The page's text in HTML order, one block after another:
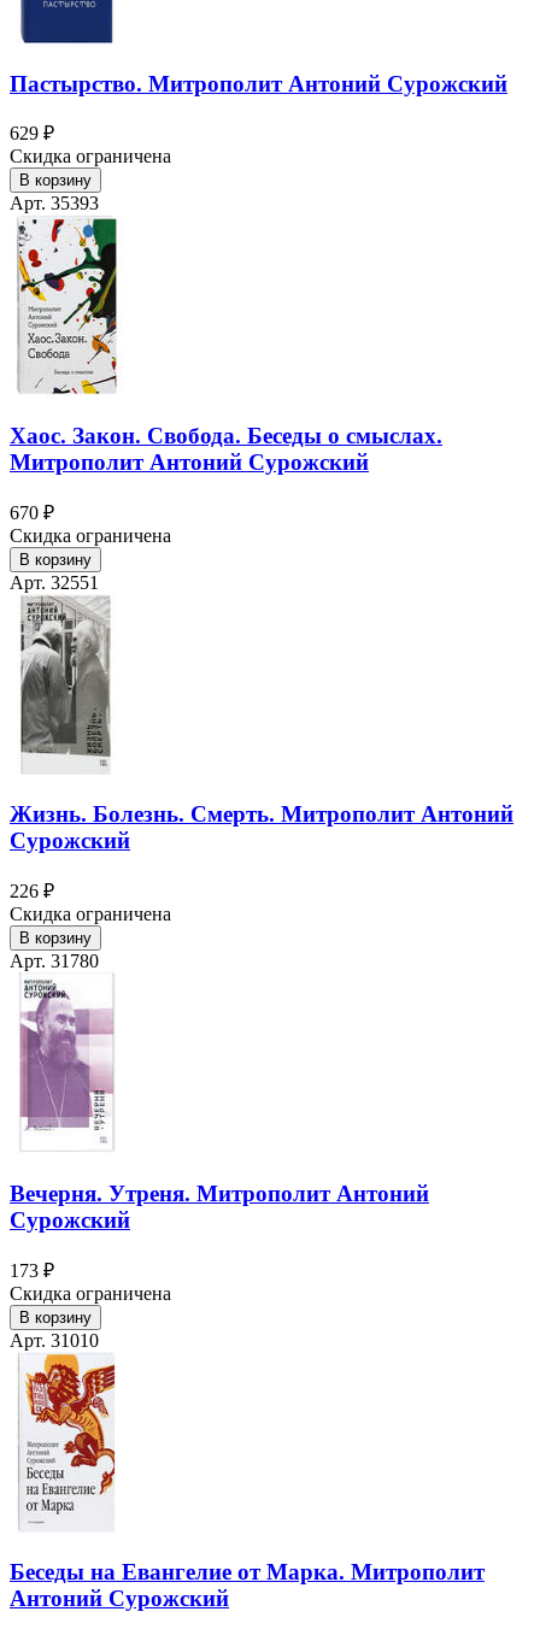
Пастырство. Митрополит Антоний Сурожский
629 ₽
Скидка ограничена
В корзину
Арт. 35393
Хаос. Закон. Свобода. Беседы о смыслах.
Митрополит Антоний Сурожский
670 ₽
Скидка ограничена
В корзину
Арт. 32551
Жизнь. Болезнь. Смерть. Митрополит Антоний
Сурожский
226 ₽
Скидка ограничена
В корзину
Арт. 31780
Вечерня. Утреня. Митрополит Антоний
Сурожский
173 ₽
Скидка ограничена
В корзину
Арт. 31010
Беседы на Евангелие от Марка. Митрополит
Антоний Сурожский